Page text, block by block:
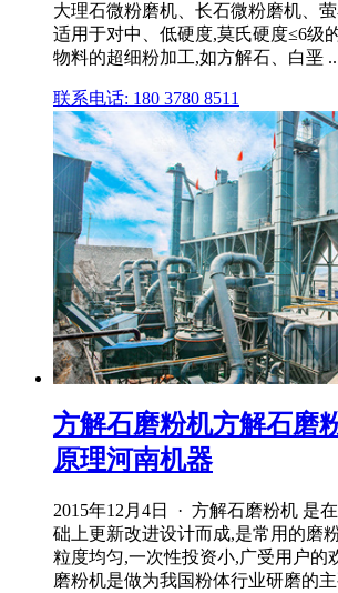
大理石微粉磨机、长石微粉磨机、
适用于对中、低硬度,莫氏硬度≤6级
物料的超细粉加工,如方解石、白垩
联系电话: 180 3780 8511
方解石磨粉机方解石磨
原理河南机器
2015年12月4日 · 方解石磨粉机 是
础上更新改进设计而成,是常用的磨
粒度均匀,一次性投资小,广受用户的
磨粉机是做为我国粉体行业研磨的